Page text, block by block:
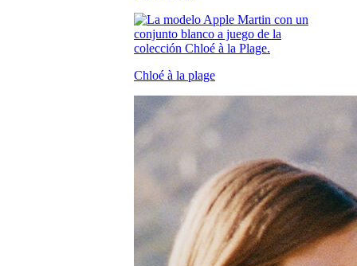
Chloé à la plage